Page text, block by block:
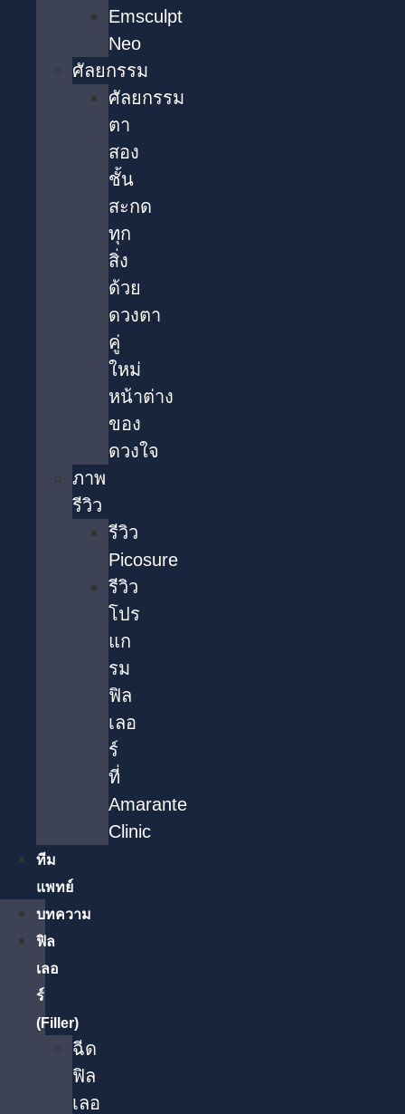
Emsculpt
Neo
ศัลยกรรม
ศัลยกรรม
ตา
สอง
ชั้น
สะกด
ทุก
สิ่ง
ด้วย
ดวงตา
คู่
ใหม่
หน้าต่าง
ของ
ดวงใจ
ภาพ
รีวิว
รีวิว
Picosure
รีวิว
โปร
แก
รม
ฟิล
เลอ
ร์
ที่
Amarante
Clinic
ทีม
แพทย์
บทความ
ฟิล
เลอ
ร์
(Filler)
ฉีด
ฟิล
เลอ